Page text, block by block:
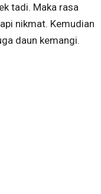
tadi. Maka rasa
nikmat. Kemudian
daun kemangi.